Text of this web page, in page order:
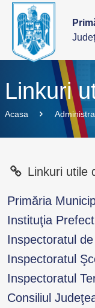
Linkuri
Acasa
Linkuri utile
Primăria
Instituţia
Inspectoratul
Inspectoratul
Inspectoratul
Consiliul